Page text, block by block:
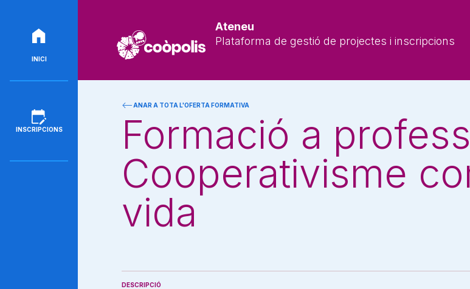
INICI
INSCRIPCIONS
Ateneu
Plataforma de gestió de projectes i inscripcions
ANAR A TOTA L'OFERTA FORMATIVA
Formació a
Cooperativisme
vida
DESCRIPCIÓ